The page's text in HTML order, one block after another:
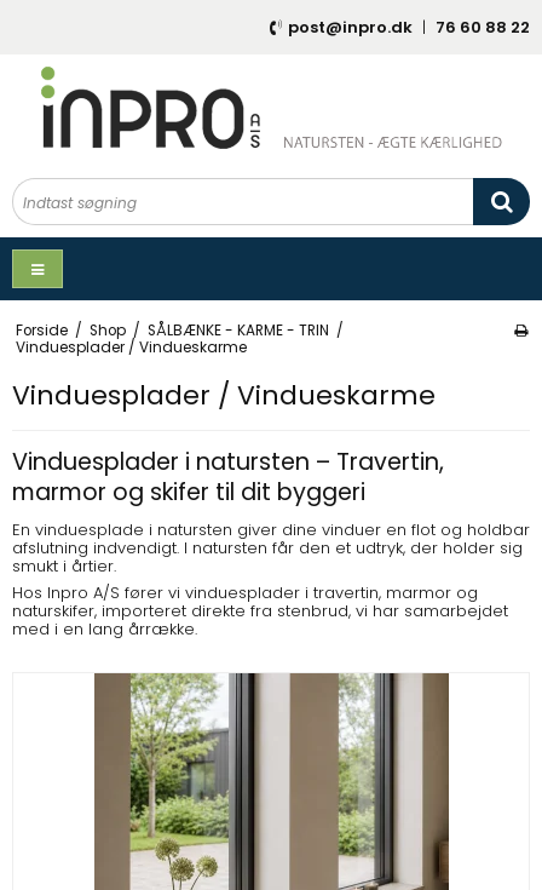
post@inpro.dk | 76 60 88 22
Forside / Shop / SÅLBÆNKE - KARME - TRIN /
Vinduesplader / Vindueskarme
Vinduesplader / Vindueskarme
Vinduesplader i natursten – Travertin,
marmor og skifer til dit byggeri
En vinduesplade i natursten giver dine vinduer en flot og holdbar
afslutning indvendigt. I natursten får den et udtryk, der holder sig
smukt i årtier.
Hos Inpro A/S fører vi vinduesplader i travertin, marmor og
naturskifer, importeret direkte fra stenbrud, vi har samarbejdet
med i en lang årrække.